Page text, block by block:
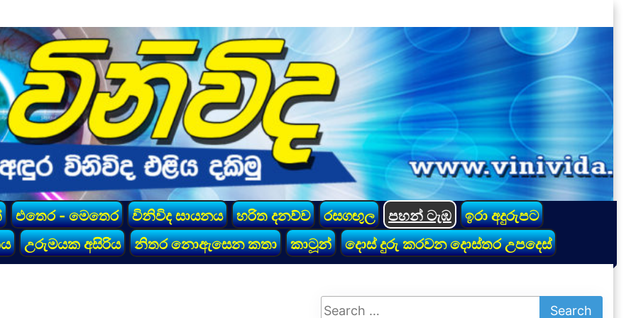
එතෙර - මෙතෙර විනිවිද සායනය හරිත දනව්ව රසගඟුල පහන් ටැඹ
ඉරා අදුරුපට
උරුමයක අසිරිය නිතර නොඇසෙන කතා කාටූන් දොස් දුරු කරවන දොස්තර උපදෙස්